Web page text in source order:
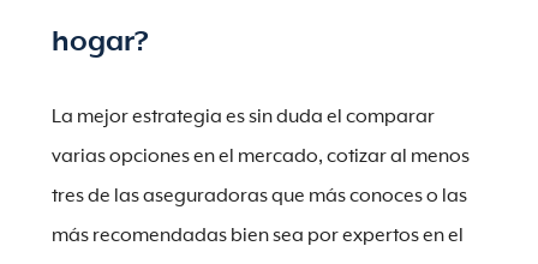
hogar?
La mejor estrategia es sin duda el comparar
varias opciones en el mercado, cotizar al menos
tres de las aseguradoras que más conoces o las
más recomendadas bien sea por expertos en el